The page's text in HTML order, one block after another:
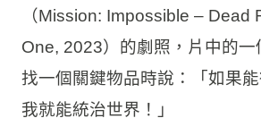
（Mission: Impossible – Dead
One, 2023）的劇照，片中的一
找一個關鍵物品時說：「如果能
我就能統治世界！」